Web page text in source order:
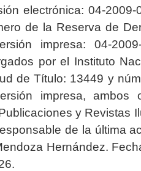
electrónica: 04-2009-
de la Reserva de
impresa: 04-2009-
por el Instituto
de Título: 13449 y
impresa, ambos
y Revistas
de la última
Hernández.